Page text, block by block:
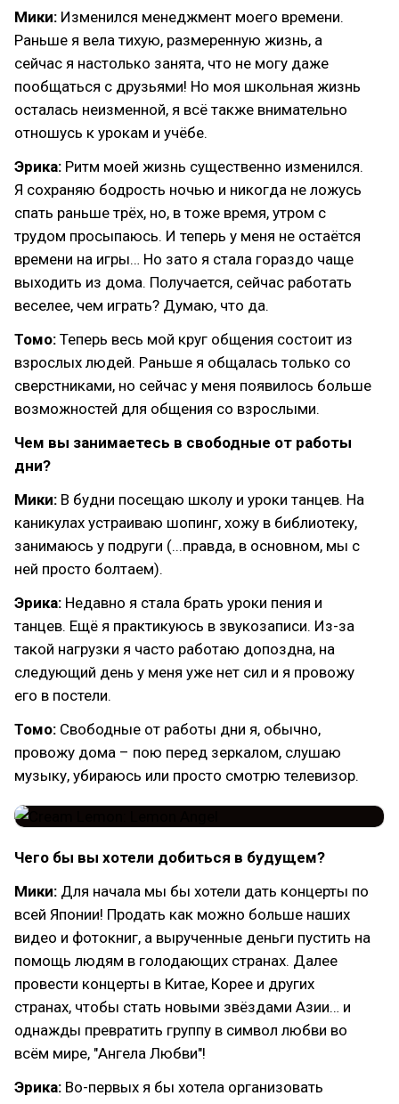
Мики: Изменился менеджмент моего времени.
Раньше я вела тихую, размеренную жизнь, а
сейчас я настолько занята, что не могу даже
пообщаться с друзьями! Но моя школьная жизнь
осталась неизменной, я всё также внимательно
отношусь к урокам и учёбе.
Эрика: Ритм моей жизнь существенно изменился.
Я сохраняю бодрость ночью и никогда не ложусь
спать раньше трёх, но, в тоже время, утром с
трудом просыпаюсь. И теперь у меня не остаётся
времени на игры… Но зато я стала гораздо чаще
выходить из дома. Получается, сейчас работать
веселее, чем играть? Думаю, что да.
Томо: Теперь весь мой круг общения состоит из
взрослых людей. Раньше я общалась только со
сверстниками, но сейчас у меня появилось больше
возможностей для общения со взрослыми.
Чем вы занимаетесь в свободные от работы
дни?
Мики: В будни посещаю школу и уроки танцев. На
каникулах устраиваю шопинг, хожу в библиотеку,
занимаюсь у подруги (...правда, в основном, мы с
ней просто болтаем).
Эрика: Недавно я стала брать уроки пения и
танцев. Ещё я практикуюсь в звукозаписи. Из-за
такой нагрузки я часто работаю допоздна, на
следующий день у меня уже нет сил и я провожу
его в постели.
Томо: Свободные от работы дни я, обычно,
провожу дома – пою перед зеркалом, слушаю
музыку, убираюсь или просто смотрю телевизор.
Чего бы вы хотели добиться в будущем?
Мики: Для начала мы бы хотели дать концерты по
всей Японии! Продать как можно больше наших
видео и фотокниг, а вырученные деньги пустить на
помощь людям в голодающих странах. Далее
провести концерты в Китае, Корее и других
странах, чтобы стать новыми звёздами Азии… и
однажды превратить группу в символ любви во
всём мире, "Ангела Любви"!
Эрика: Во-первых я бы хотела организовать